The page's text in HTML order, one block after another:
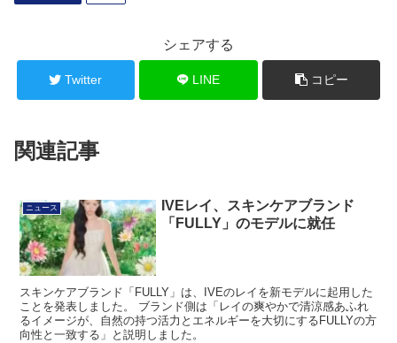
シェアする
Twitter LINE コピー
関連記事
ニュース
IVEレイ、スキンケアブランド
「FULLY」のモデルに就任
スキンケアブランド「FULLY」は、IVEのレイを新モデルに起用した
ことを発表しました。 ブランド側は「レイの爽やかで清涼感あふれ
るイメージが、自然の持つ活力とエネルギーを大切にするFULLYの方
向性と一致する」と説明しました。